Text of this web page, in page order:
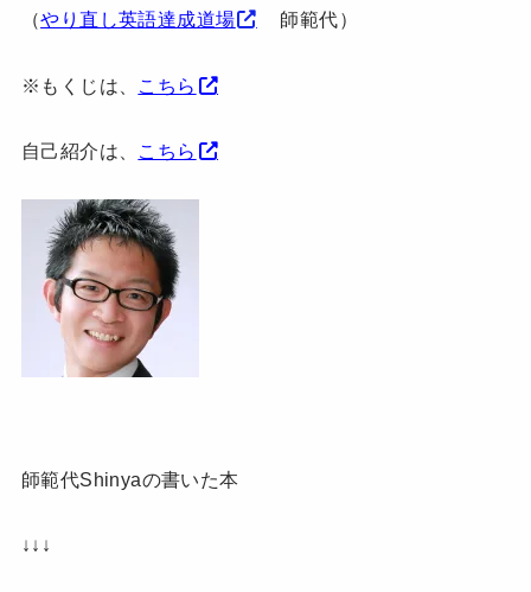
（やり直し英語達成道場 師範代）
※もくじは、 こちら
自己紹介は、 こちら
師範代Shinyaの書いた本
↓↓↓